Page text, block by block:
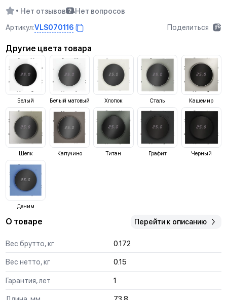
Нет отзывов
Нет вопросов
Артикул:VLS070116 Поделиться
Другие цвета товара
Белый Белый матовый Хлопок Сталь Кашемир
Шелк Капучино Титан Графит Черный
Деним
О товаре Перейти к описанию
Вес брутто, кг 0.172
Вес нетто, кг 0.15
Гарантия, лет 1